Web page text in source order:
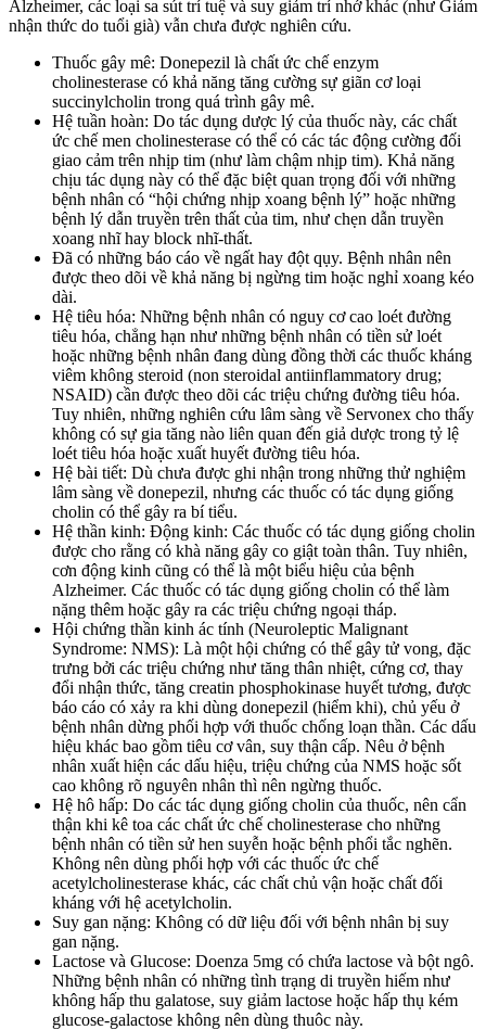
Alzheimer, các loại sa sút trí tuệ và suy giảm trí nhớ khác (như Giảm
nhận thức do tuổi già) vẫn chưa được nghiên cứu.
Thuốc gây mê: Donepezil là chất ức chế enzym
cholinesterase có khả năng tăng cường sự giãn cơ loại
succinylcholin trong quá trình gây mê.
Hệ tuần hoàn: Do tác dụng dược lý của thuốc này, các chất
ức chế men cholinesterase có thể có các tác động cường đối
giao cảm trên nhịp tim (như làm chậm nhịp tim). Khả năng
chịu tác dụng này có thể đặc biệt quan trọng đối với những
bệnh nhân có “hội chứng nhịp xoang bệnh lý” hoặc những
bệnh lý dẫn truyền trên thất của tim, như chẹn dẫn truyền
xoang nhĩ hay block nhĩ-thất.
Đã có những báo cáo về ngất hay đột qụy. Bệnh nhân nên
được theo dõi về khả năng bị ngừng tim hoặc nghỉ xoang kéo
dài.
Hệ tiêu hóa: Những bệnh nhân có nguy cơ cao loét đường
tiêu hóa, chẳng hạn như những bệnh nhân có tiền sử loét
hoặc những bệnh nhân đang dùng đồng thời các thuốc kháng
viêm không steroid (non steroidal antiinflammatory drug;
NSAID) cần được theo dõi các triệu chứng đường tiêu hóa.
Tuy nhiên, những nghiên cứu lâm sàng về Servonex cho thấy
không có sự gia tăng nào liên quan đến giả dược trong tỷ lệ
loét tiêu hóa hoặc xuất huyết đường tiêu hóa.
Hệ bài tiết: Dù chưa được ghi nhận trong những thử nghiệm
lâm sàng về donepezil, nhưng các thuốc có tác dụng giống
cholin có thể gây ra bí tiểu.
Hệ thần kinh: Động kinh: Các thuốc có tác dụng giống cholin
được cho rằng có khà năng gây co giật toàn thân. Tuy nhiên,
cơn động kinh cũng có thể là một biểu hiệu của bệnh
Alzheimer. Các thuốc có tác dụng giống cholin có thể làm
nặng thêm hoặc gây ra các triệu chứng ngoại tháp.
Hội chứng thần kinh ác tính (Neuroleptic Malignant
Syndrome: NMS): Là một hội chứng có thể gây tử vong, đặc
trưng bởi các triệu chứng như tăng thân nhiệt, cứng cơ, thay
đổi nhận thức, tăng creatin phosphokinase huyết tương, được
báo cáo có xảy ra khi dùng donepezil (hiểm khi), chủ yếu ở
bệnh nhân dừng phối hợp với thuốc chống loạn thần. Các dấu
hiệu khác bao gồm tiêu cơ vân, suy thận cấp. Nêu ở bệnh
nhân xuất hiện các dấu hiệu, triệu chứng của NMS hoặc sốt
cao không rõ nguyên nhân thì nên ngừng thuốc.
Hệ hô hấp: Do các tác dụng giống cholin của thuốc, nên cẩn
thận khi kê toa các chất ức chế cholinesterase cho những
bệnh nhân có tiền sử hen suyễn hoặc bệnh phổi tắc nghẽn.
Không nên dùng phối hợp với các thuốc ức chế
acetylcholinesterase khác, các chất chủ vận hoặc chất đối
kháng với hệ acetylcholin.
Suy gan nặng: Không có dữ liệu đối với bệnh nhân bị suy
gan nặng.
Lactose và Glucose: Doenza 5mg có chứa lactose và bột ngô.
Những bệnh nhân có những tình trạng di truyền hiếm như
không hấp thu galatose, suy giảm lactose hoặc hấp thụ kém
glucose-galactose không nên dùng thuôc này.